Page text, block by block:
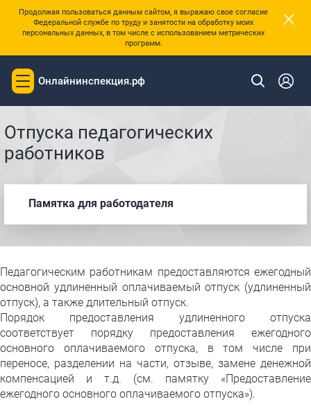
Продолжая пользоваться данным сайтом, я выражаю свое согласие
Федеральной службе по труду и занятости на обработку моих
персональных данных, в том числе с использованием метрических
программ.
×
Toggle
navigation
Онлайнинспекция.рф
Главная
Отпуска педагогических
работников
Памятка для работодателя
Педагогическим работникам предоставляются ежегодный
основной удлиненный оплачиваемый отпуск (удлиненный
отпуск), а также длительный отпуск.
Порядок предоставления удлиненного отпуска
соответствует порядку предоставления ежегодного
основного оплачиваемого отпуска, в том числе при
переносе, разделении на части, отзыве, замене денежной
компенсацией и т.д. (см. памятку «Предоставление
ежегодного основного оплачиваемого отпуска»).